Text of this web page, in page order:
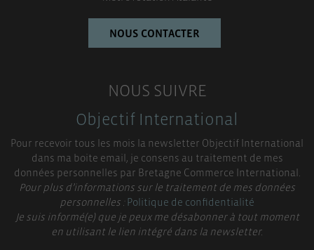
NOUS CONTACTER
NOUS SUIVRE
Objectif International
Pour recevoir tous les mois la newsletter Objectif International
dans ma boite email, je consens au traitement de mes
données personnelles par Bretagne Commerce International.
Pour plus d’informations sur le traitement de mes données
personnelles :Politique de confidentialité
Je suis informé(e) que je peux me désabonner à tout moment
en utilisant le lien intégré dans la newsletter.